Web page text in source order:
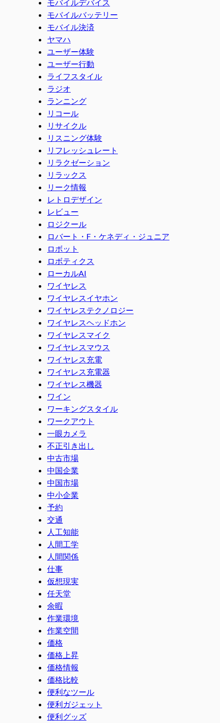
モバイルデバイス
モバイルバッテリー
モバイル決済
ヤマハ
ユーザー体験
ユーザー行動
ライフスタイル
ラジオ
ランニング
リコール
リサイクル
リスニング体験
リフレッシュレート
リラクゼーション
リラックス
リーク情報
レトロデザイン
レビュー
ロジクール
ロバート・F・ケネディ・ジュニア
ロボット
ロボティクス
ローカルAI
ワイヤレス
ワイヤレスイヤホン
ワイヤレステクノロジー
ワイヤレスヘッドホン
ワイヤレスマイク
ワイヤレスマウス
ワイヤレス充電
ワイヤレス充電器
ワイヤレス機器
ワイン
ワーキングスタイル
ワークアウト
一眼カメラ
不正引き出し
中古市場
中国企業
中国市場
中小企業
予約
交通
人工知能
人間工学
人間関係
仕事
仮想現実
任天堂
余暇
作業環境
作業空間
価格
価格上昇
価格情報
価格比較
便利なツール
便利ガジェット
便利グッズ